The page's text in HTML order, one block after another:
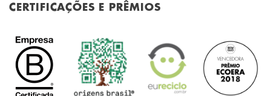
CERTIFICAÇÕES E PRÊMIOS